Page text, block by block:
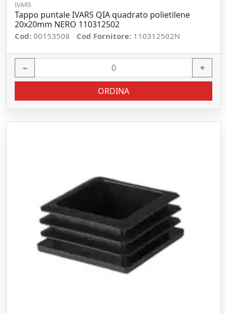
IVARS
Tappo puntale IVARS QIA quadrato polietilene
20x20mm NERO 110312502
Cod: 00153508 Cod Fornitore: 110312502N
− +
ORDINA